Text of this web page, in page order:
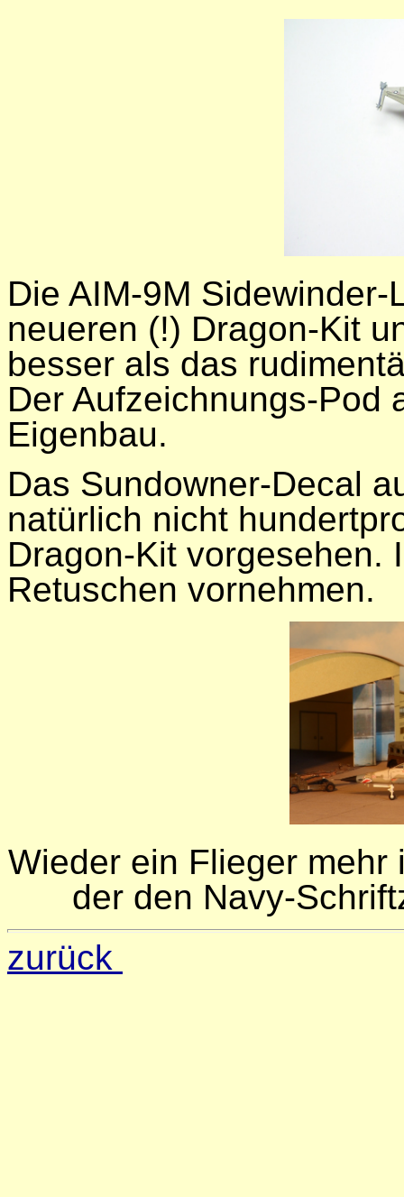
Die AIM-9M
neueren (!) Dragon-Kit
besser als das
Der Aufzeichnungs-Pod
Eigenbau.
Das Sundowner-Decal
natürlich nicht
Dragon-Kit vorgesehen.
Retuschen vornehmen.
Wieder ein Flieger mehr
der den Navy-
zurück